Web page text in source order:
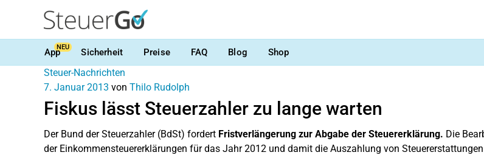
AppNEU Sicherheit Preise FAQ Blog Shop
Steuer-Nachrichten
7. Januar 2013 von Thilo Rudolph
Fiskus lässt Steuerzahler zu lange warten
Der Bund der Steuerzahler (BdSt) fordert Fristverlängerung zur Abgabe der Steuererklärung. Die
der Einkommensteuererklärungen für das Jahr 2012 und damit die Auszahlung von